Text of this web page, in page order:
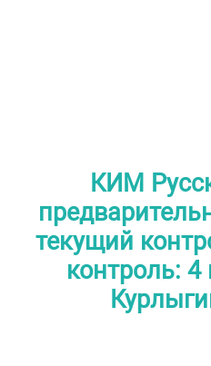
КИМ
текущий
контроль: 4